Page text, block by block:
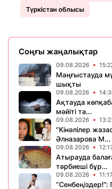
Түркістан облысы
Соңғы жаңалықтар
09.08.2026
Маңғыстауда
шықты
09.08.2026
Ақтауда
мәйіті та...
09.08.2026
“Кінәлілер
Әлназарова М...
09.08.2026
Атырауда
тәрбиеші бұр...
09.08.2026